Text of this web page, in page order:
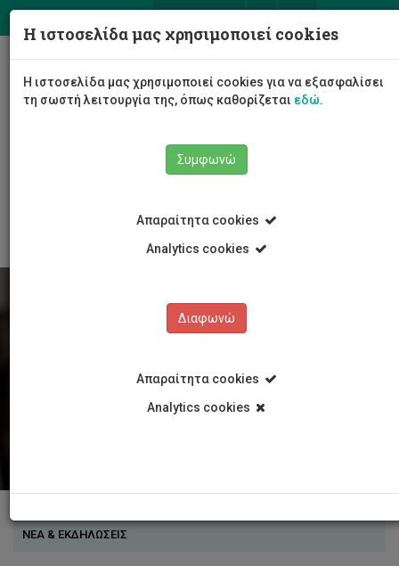
ΝΕΑ & ΕΚΔΗΛΩΣΕΙΣ
Η ιστοσελίδα μας χρησιμοποιεί cookies
Η ιστοσελίδα μας χρησιμοποιεί cookies για να εξασφαλίσει
τη σωστή λειτουργία της, όπως καθορίζεται εδώ.
Συμφωνώ
Απαραίτητα cookies
Analytics cookies
Διαφωνώ
Απαραίτητα cookies
Analytics cookies